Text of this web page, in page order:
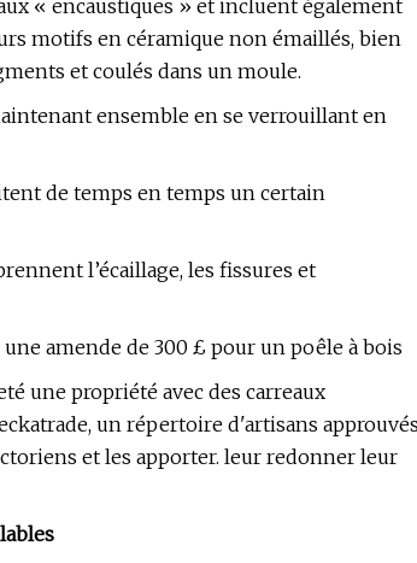
« encaustiques » et incluent également
motifs en céramique non émaillés, bien
et coulés dans un moule.
ensemble en se verrouillant en
de temps en temps un certain
l’écaillage, les fissures et
amende de 300 £ pour un poêle à bois
une propriété avec des carreaux
un répertoire d'artisans approuvés
et les apporter. leur redonner leur